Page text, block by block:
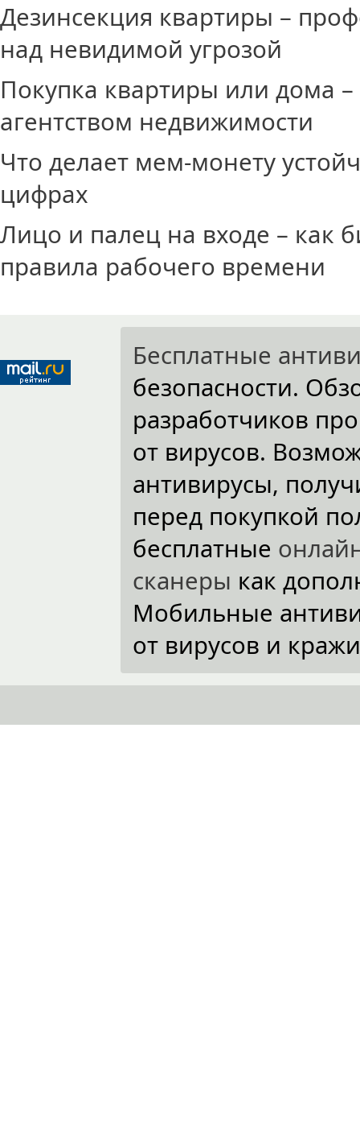
Дезинсекция квартиры –
над невидимой угрозой
Покупка квартиры или дома –
агентством недвижимости
Что делает мем-монету
цифрах
Лицо и палец на входе – как
правила рабочего времени
Бесплатные
безопасности.
разработчиков
от вирусов.
антивирусы,
перед покупкой
бесплатные
сканеры как
Мобильные
от вирусов и